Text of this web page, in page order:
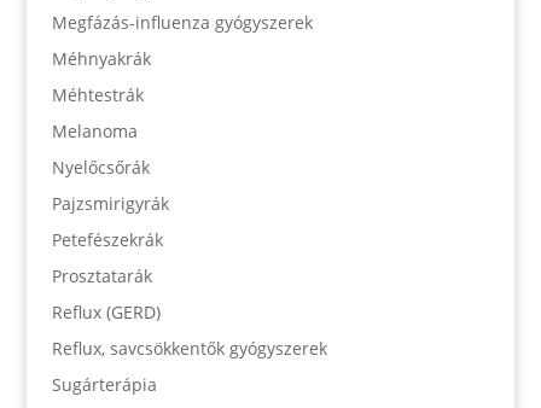
Megfázás-influenza gyógyszerek
Méhnyakrák
Méhtestrák
Melanoma
Nyelőcsőrák
Pajzsmirigyrák
Petefészekrák
Prosztatarák
Reflux (GERD)
Reflux, savcsökkentők gyógyszerek
Sugárterápia